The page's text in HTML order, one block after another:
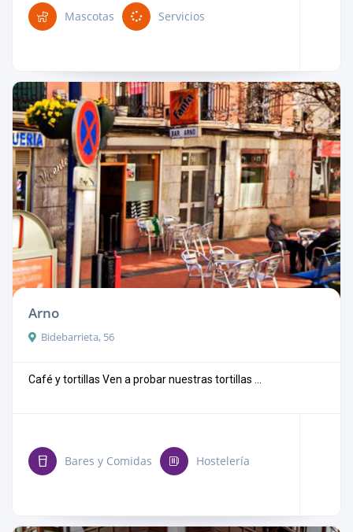
Mascotas Servicios
Arno
Bidebarrieta, 56
Café y tortillas Ven a probar nuestras tortillas ...
Bares y Comidas Hostelería